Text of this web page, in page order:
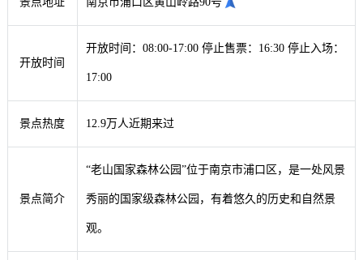
开放时间
开放时间：08:00-17:00 停止售票：16:30 停止入场：
17:00
景点热度 12.9万人近期来过
景点简介
“老山国家森林公园”位于南京市浦口区，是一处风景
秀丽的国家级森林公园，有着悠久的历史和自然景
观。